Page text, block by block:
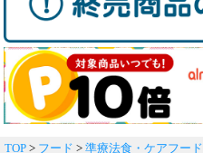
TOP > フード > 準療法食・ケアフード